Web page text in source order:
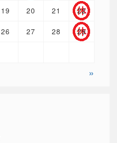
19 20 21 22
26 27 28 29
»